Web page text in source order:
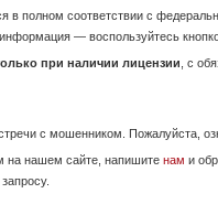
Установлено
в полном соответствии с
— воспользуйтесь
при наличии лицензии , с
с мошенником. Пожалуйста,
на нашем сайте, напишите нам и